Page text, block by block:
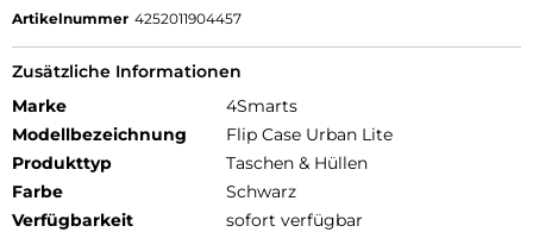
Artikelnummer 4252011904457
Zusätzliche Informationen
Marke
4Smarts
Modellbezeichnung
Flip Case Urban Lite
Produkttyp
Taschen & Hüllen
Farbe
Schwarz
Verfügbarkeit
sofort verfügbar